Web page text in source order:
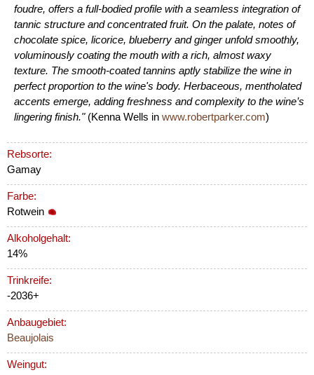
foudre, offers a full-bodied profile with a seamless integration of
tannic structure and concentrated fruit. On the palate, notes of
chocolate spice, licorice, blueberry and ginger unfold smoothly,
voluminously coating the mouth with a rich, almost waxy
texture. The smooth-coated tannins aptly stabilize the wine in
perfect proportion to the wine's body. Herbaceous, mentholated
accents emerge, adding freshness and complexity to the wine’s
lingering finish."(Kenna Wells in www.robertparker.com)
Rebsorte:
Gamay
Farbe:
Rotwein
Alkoholgehalt:
14%
Trinkreife:
-2036+
Anbaugebiet:
Beaujolais
Weingut: